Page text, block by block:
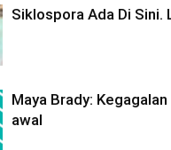
Siklospora Ada Di Sini.
Maya Brady:
awal